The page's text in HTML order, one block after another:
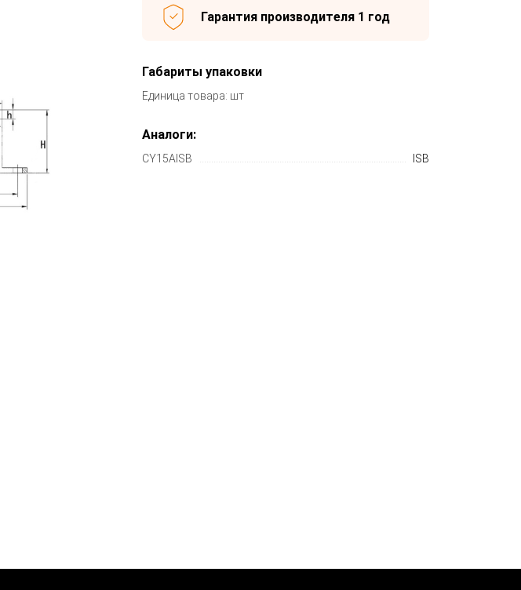
Гарантия производителя 1 год
Габариты упаковки
Единица товара: шт
Аналоги:
CY15AISB ISB